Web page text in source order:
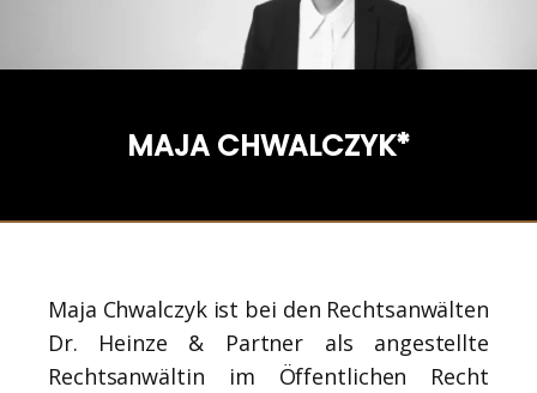
MAJA CHWALCZYK*
Maja Chwalczyk ist bei den Rechtsanwälten
Dr. Heinze & Partner als angestellte
Rechtsanwältin im Öffentlichen Recht